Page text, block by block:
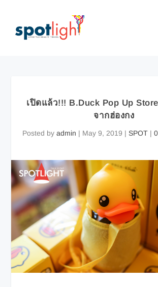
เปิดแล้ว!!! B.Duck Pop Up
จากฮ่องกง
Posted by admin | May 9, 2019 | SPOT| 0